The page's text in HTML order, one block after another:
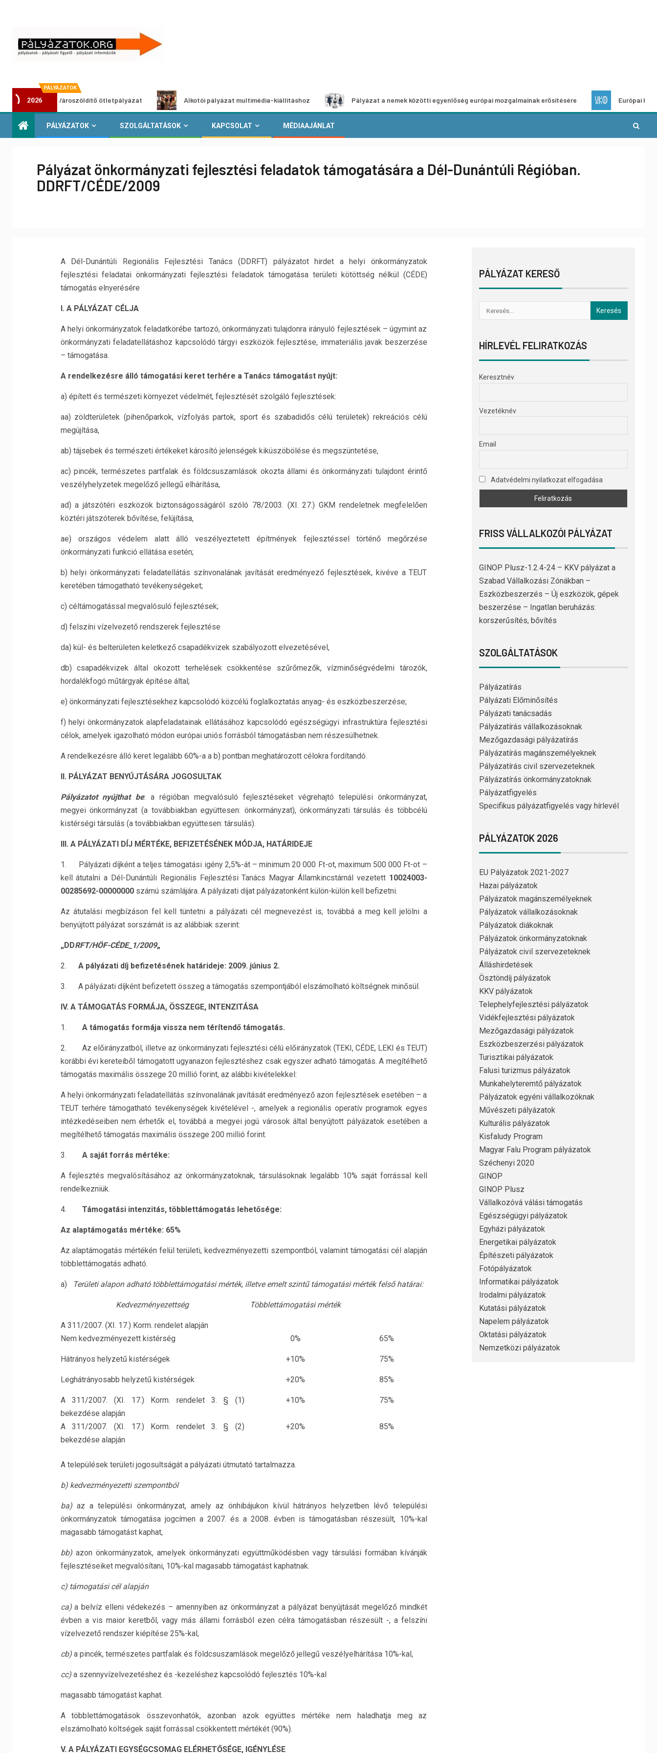
PÁLYÁZATOK
2026
Városzöldítő ötletpályázat Alkotói pályázat multimédia-kiállításhoz Pályázat a nemek közötti egyenlőség európai mozgalmainak erősítésére Európai Helyi
PÁLYÁZATOK SZOLGÁLTATÁSOK KAPCSOLAT MÉDIAAJÁNLAT
Pályázat önkormányzati fejlesztési feladatok támogatására a Dél-Dunántúli Régióban.
DDRFT/CÉDE/2009
A Dél-Dunántúli Regionális Fejlesztési Tanács (DDRFT) pályázatot hirdet a helyi önkormányzatok
fejlesztési feladatai önkormányzati fejlesztési feladatok támogatása területi kötöttség nélkül (CÉDE)
támogatás elnyerésére
I. A PÁLYÁZAT CÉLJA
A helyi önkormányzatok feladatkörébe tartozó, önkormányzati tulajdonra irányuló fejlesztések – úgymint az
önkormányzati feladatellátáshoz kapcsolódó tárgyi eszközök fejlesztése, immateriális javak beszerzése
– támogatása.
A rendelkezésre álló támogatási keret terhére a Tanács támogatást nyújt:
a) épített és természeti környezet védelmét, fejlesztését szolgáló fejlesztések:
aa) zöldterületek (pihenőparkok, vízfolyás partok, sport és szabadidős célú területek) rekreációs célú
megújítása,
ab) tájsebek és természeti értékeket károsító jelenségek kiküszöbölése és megszüntetése,
ac) pincék, természetes partfalak és földcsuszamlások okozta állami és önkormányzati tulajdont érintő
veszélyhelyzetek megelőző jellegű elhárítása,
ad) a játszótéri eszközök biztonságosságáról szóló 78/2003. (XI. 27.) GKM rendeletnek megfelelően
köztéri játszóterek bővítése, felújítása,
ae) országos védelem alatt álló veszélyeztetett építmények fejlesztéssel történő megőrzése
önkormányzati funkció ellátása esetén;
b) helyi önkormányzati feladatellátás színvonalának javítását eredményező fejlesztések, kivéve a TEUT
keretében támogatható tevékenységeket;
c) céltámogatással megvalósuló fejlesztések;
d) felszíni vízelvezető rendszerek fejlesztése
da) kül- és belterületen keletkező csapadékvizek szabályozott elvezetésével,
db) csapadékvizek által okozott terhelések csökkentése szűrőmezők, vízminőségvédelmi tározók,
hordalékfogó műtárgyak építése által;
e) önkormányzati fejlesztésekhez kapcsolódó közcélú foglalkoztatás anyag- és eszközbeszerzése;
f) helyi önkormányzatok alapfeladatainak ellátásához kapcsolódó egészségügyi infrastruktúra fejlesztési
célok, amelyek igazolható módon európai uniós forrásból támogatásban nem részesülhetnek.
A rendelkezésre álló keret legalább 60%-a a b) pontban meghatározott célokra fordítandó.
II. PÁLYÁZAT BENYÚJTÁSÁRA JOGOSULTAK
Pályázatot nyújthat be: a régióban megvalósuló fejlesztéseket végrehajtó települési önkormányzat,
megyei önkormányzat (a továbbiakban együttesen: önkormányzat), önkormányzati társulás és többcélú
kistérségi társulás (a továbbiakban együttesen: társulás).
III. A PÁLYÁZATI DÍJ MÉRTÉKE, BEFIZETÉSÉNEK MÓDJA, HATÁRIDEJE
1. Pályázati díjként a teljes támogatási igény 2,5%-át – minimum 20 000 Ft-ot, maximum 500 000 Ft-ot –
kell átutalni a Dél-Dunántúli Regionális Fejlesztési Tanács Magyar Államkincstárnál vezetett 10024003-
00285692-00000000 számú számlájára. A pályázati díjat pályázatonként külön-külön kell befizetni.
Az átutalási megbízáson fel kell tüntetni a pályázati cél megnevezést is, továbbá a meg kell jelölni a
benyújtott pályázat sorszámát is az alábbiak szerint:
„DDRFT/HÖF-CÉDE_1/2009„
2. A pályázati díj befizetésének határideje: 2009. június 2.
3. A pályázati díjként befizetett összeg a támogatás szempontjából elszámolható költségnek minősül.
IV. A TÁMOGATÁS FORMÁJA, ÖSSZEGE, INTENZITÁSA
1. A támogatás formája vissza nem térítendő támogatás.
2. Az előirányzatból, illetve az önkormányzati fejlesztési célú előirányzatok (TEKI, CÉDE, LEKI és TEUT)
korábbi évi kereteiből támogatott ugyanazon fejlesztéshez csak egyszer adható támogatás. A megítélhető
támogatás maximális összege 20 millió forint, az alábbi kivételekkel:
A helyi önkormányzati feladatellátás színvonalának javítását eredményező azon fejlesztések esetében – a
TEUT terhére támogatható tevékenységek kivételével -, amelyek a regionális operatív programok egyes
intézkedéseiben nem érhetők el, továbbá a megyei jogú városok által benyújtott pályázatok esetében a
megítélhető támogatás maximális összege 200 millió forint.
3. A saját forrás mértéke:
A fejlesztés megvalósításához az önkormányzatoknak, társulásoknak legalább 10% saját forrással kell
rendelkezniük.
4. Támogatási intenzitás, többlettámogatás lehetősége:
Az alaptámogatás mértéke: 65%
Az alaptámogatás mértékén felül területi, kedvezményezetti szempontból, valamint támogatási cél alapján
többlettámogatás adható.
a) Területi alapon adható többlettámogatási mérték, illetve emelt szintű támogatási mérték felső határai:
Kedvezményezettség Többlettámogatási mérték
A 311/2007. (XI. 17.) Korm. rendelet alapján
Nem kedvezményezett kistérség
0% 65%
Hátrányos helyzetű kistérségek +10% 75%
Leghátrányosabb helyzetű kistérségek +20% 85%
A 311/2007. (XI. 17.) Korm. rendelet 3. § (1)
bekezdése alapján
+10% 75%
A 311/2007. (XI. 17.) Korm. rendelet 3. § (2)
bekezdése alapján
+20% 85%
A települések területi jogosultságát a pályázati útmutató tartalmazza.
b) kedvezményezetti szempontból
ba) az a települési önkormányzat, amely az önhibájukon kívül hátrányos helyzetben lévő települési
önkormányzatok támogatása jogcímen a 2007. és a 2008. évben is támogatásban részesült, 10%-kal
magasabb támogatást kaphat,
bb) azon önkormányzatok, amelyek önkormányzati együttműködésben vagy társulási formában kívánják
fejlesztéseiket megvalósítani, 10%-kal magasabb támogatást kaphatnak.
c) támogatási cél alapján
ca)a belvíz elleni védekezés – amennyiben az önkormányzat a pályázat benyújtását megelőző mindkét
évben a vis maior keretből, vagy más állami forrásból ezen célra támogatásban részesült -, a felszíni
vízelvezető rendszer kiépítése 25%-kal,
cb) a pincék, természetes partfalak és földcsuszamlások megelőző jellegű veszélyelhárítása 10%-kal,
cc)a szennyvízelvezetéshez és -kezeléshez kapcsolódó fejlesztés 10%-kal
magasabb támogatást kaphat.
A többlettámogatások összevonhatók, azonban azok együttes mértéke nem haladhatja meg az
elszámolható költségek saját forrással csökkentett mértékét (90%).
V. A PÁLYÁZATI EGYSÉGCSOMAG ELÉRHETŐSÉGE, IGÉNYLÉSE
PÁLYÁZAT KERESŐ
HÍRLEVÉL FELIRATKOZÁS
Keresztnév
Vezetéknév
Email
Adatvédelmi nyilatkozat elfogadása
FRISS VÁLLALKOZÓI PÁLYÁZAT
GINOP Plusz-1.2.4-24 – KKV pályázat a
Szabad Vállalkozási Zónákban –
Eszközbeszerzés – Új eszközök, gépek
beszerzése – Ingatlan beruházás:
korszerűsítés, bővítés
SZOLGÁLTATÁSOK
Pályázatírás
Pályázati Előminősítés
Pályázati tanácsadás
Pályázatírás vállalkozásoknak
Mezőgazdasági pályázatírás
Pályázatírás magánszemélyeknek
Pályázatírás civil szervezeteknek
Pályázatírás önkormányzatoknak
Pályázatfigyelés
Specifikus pályázatfigyelés vagy hírlevél
PÁLYÁZATOK 2026
EU Pályázatok 2021-2027
Hazai pályázatok
Pályázatok magánszemélyeknek
Pályázatok vállalkozásoknak
Pályázatok diákoknak
Pályázatok önkormányzatoknak
Pályázatok civil szervezeteknek
Álláshirdetések
Ösztöndíj pályázatok
KKV pályázatok
Telephelyfejlesztési pályázatok
Vidékfejlesztési pályázatok
Mezőgazdasági pályázatok
Eszközbeszerzési pályázatok
Turisztikai pályázatok
Falusi turizmus pályázatok
Munkahelyteremtő pályázatok
Pályázatok egyéni vállalkozóknak
Művészeti pályázatok
Kulturális pályázatok
Kisfaludy Program
Magyar Falu Program pályázatok
Széchenyi 2020
GINOP
GINOP Plusz
Vállalkozóvá válási támogatás
Egészségügyi pályázatok
Egyházi pályázatok
Energetikai pályázatok
Építészeti pályázatok
Fotópályázatok
Informatikai pályázatok
Irodalmi pályázatok
Kutatási pályázatok
Napelem pályázatok
Oktatási pályázatok
Nemzetközi pályázatok